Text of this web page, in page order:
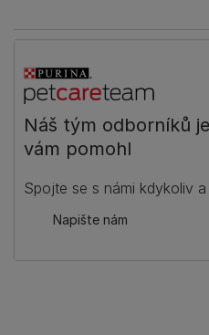
Náš tým odborníků
vám pomohl
Spojte se s námi kdykoliv
Napište nám